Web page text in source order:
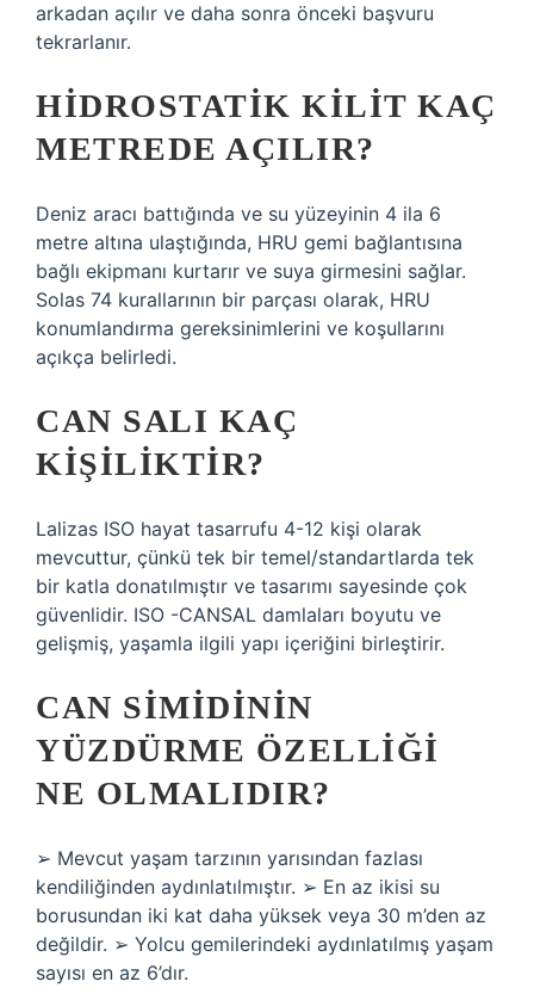
arkadan açılır ve daha sonra önceki başvuru
tekrarlanır.
HIDROSTATIK KILIT KAÇ
METREDE AÇILIR?
Deniz aracı battığında ve su yüzeyinin 4 ila 6
metre altına ulaştığında, HRU gemi bağlantısına
bağlı ekipmanı kurtarır ve suya girmesini sağlar.
Solas 74 kurallarının bir parçası olarak, HRU
konumlandırma gereksinimlerini ve koşullarını
açıkça belirledi.
CAN SALI KAÇ
KIŞILIKTIR?
Lalizas ISO hayat tasarrufu 4-12 kişi olarak
mevcuttur, çünkü tek bir temel/standartlarda tek
bir katla donatılmıştır ve tasarımı sayesinde çok
güvenlidir. ISO -CANSAL damlaları boyutu ve
gelişmiş, yaşamla ilgili yapı içeriğini birleştirir.
CAN SIMIDININ
YÜZDÜRME ÖZELLIĞI
NE OLMALIDIR?
➢ Mevcut yaşam tarzının yarısından fazlası
kendiliğinden aydınlatılmıştır. ➢ En az ikisi su
borusundan iki kat daha yüksek veya 30 m’den az
değildir. ➢ Yolcu gemilerindeki aydınlatılmış yaşam
sayısı en az 6’dır.